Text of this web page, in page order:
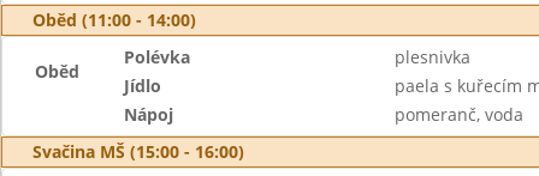
Oběd (11:00 - 14:00)
Oběd
Polévka
plesnivka
Jídlo
paela s kuřecím
Nápoj
pomeranč, voda
Svačina MŠ (15:00 - 16:00)